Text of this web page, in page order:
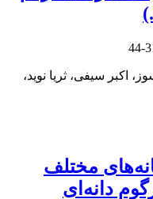
31-
اکبر سیفی، ثریا نوید،
مختلف
دانه‌ای